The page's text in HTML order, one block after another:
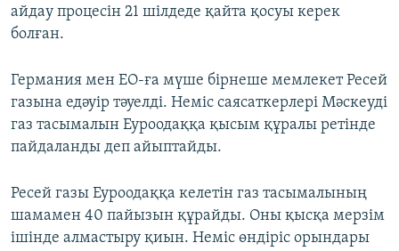
айдау процесін 21 шілдеде қайта қосуы керек
болған.
Германия мен ЕО-ға мүше бірнеше мемлекет Ресей
газына едәуір тәуелді. Неміс саясаткерлері Мәскеуді
газ тасымалын Еуроодаққа қысым құралы ретінде
пайдаланды деп айыптайды.
Ресей газы Еуроодаққа келетін газ тасымалының
шамамен 40 пайызын құрайды. Оны қысқа мерзім
ішінде алмастыру қиын. Неміс өндіріс орындары